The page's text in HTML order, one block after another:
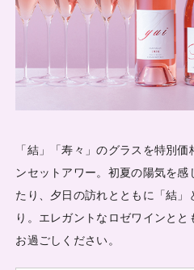
「結」「寿々」のグラスを特別
ンセットアワー。初夏の陽気を感
たり、夕日の訪れとともに「結
り。エレガントなロゼワインと
お過ごしください。